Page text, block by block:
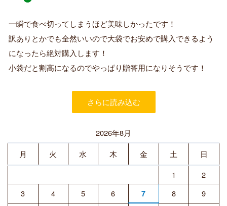
証
済
み
購
者
一瞬で食べ切ってしまうほど美味しかったです！
訳ありとかでも全然いいので大袋でお安めで購入できるよう
になったら絶対購入します！
小袋だと割高になるのでやっぱり贈答用になりそうです！
さらに読み込む
2026年8月
月
火 水 木 金 土
日
1
2
3
4 5 6 7 8
9